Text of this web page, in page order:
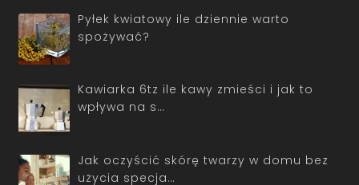
Pyłek kwiatowy ile dziennie warto
spożywać?
Kawiarka 6tz ile kawy zmieści i jak to
wpływa na s…
Jak oczyścić skórę twarzy w domu bez
użycia specja…